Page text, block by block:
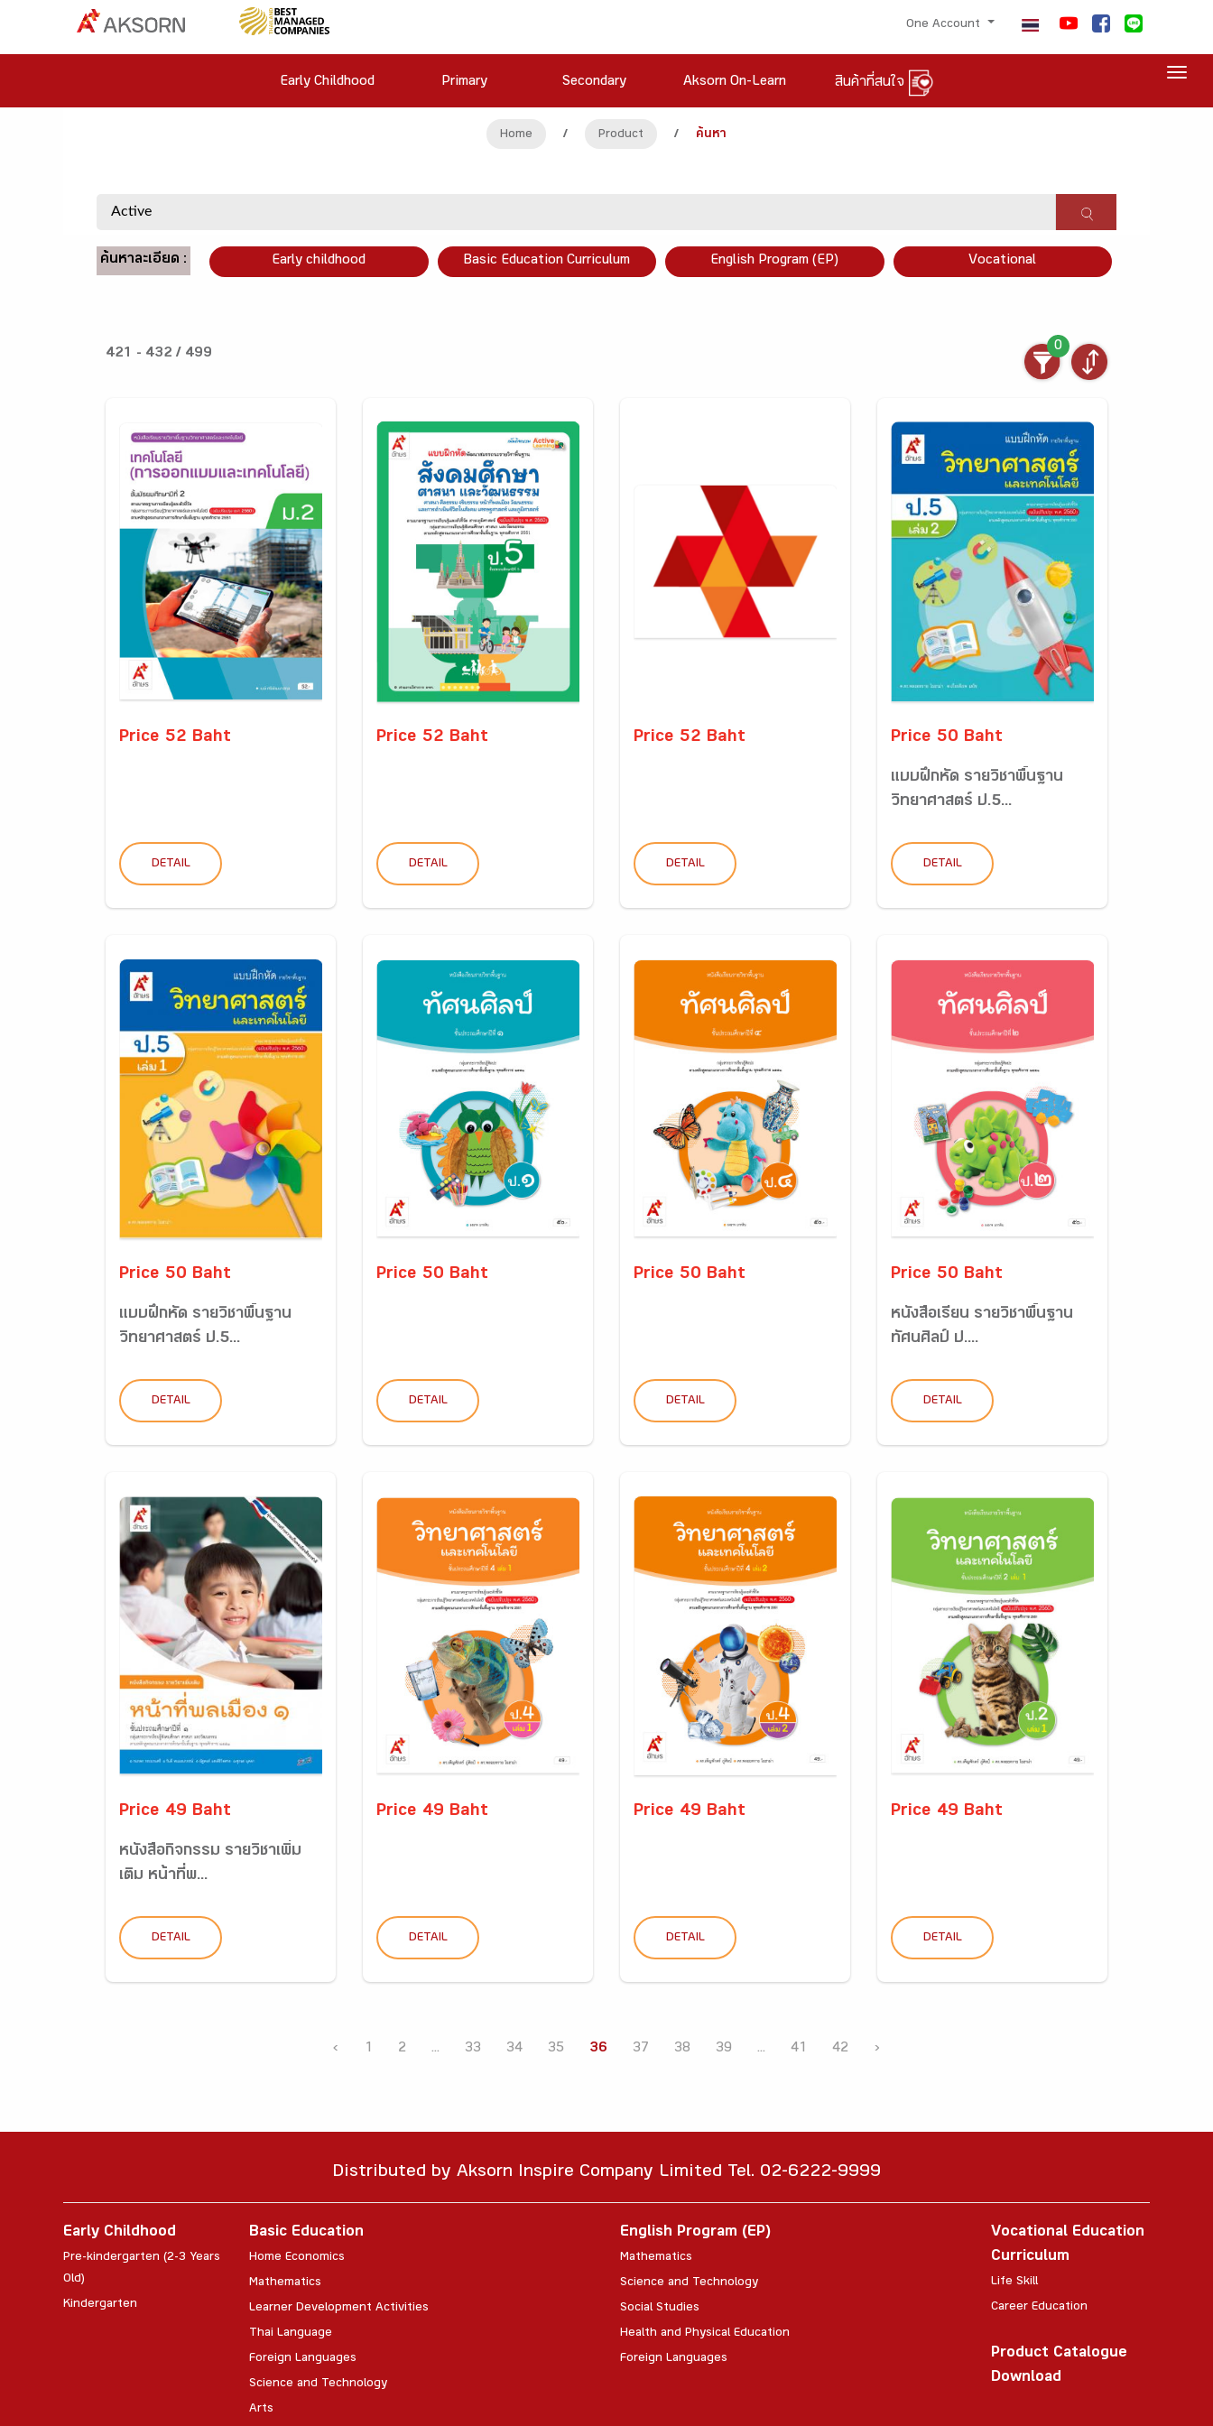
One Account
Early Childhood Primary Secondary Aksorn On-Learn สินค้าที่สนใจ
Home / Product / ค้นหา
ค้นหาละเอียด : Early childhood Basic Education Curriculum English Program (EP) Vocational
421 - 432 / 499
0
Price 52 Baht
DETAIL
Price 52 Baht
DETAIL
Price 52 Baht
DETAIL
Price 50 Baht
แบบฝึกหัด รายวิชาพื้นฐาน
วิทยาศาสตร์ ป.5...
DETAIL
Price 50 Baht
แบบฝึกหัด รายวิชาพื้นฐาน
วิทยาศาสตร์ ป.5...
DETAIL
Price 50 Baht
DETAIL
Price 50 Baht
DETAIL
Price 50 Baht
หนังสือเรียน รายวิชาพื้นฐาน
ทัศนศิลป์ ป....
DETAIL
Price 49 Baht
หนังสือกิจกรรม รายวิชาเพิ่ม
เติม หน้าที่พ...
DETAIL
Price 49 Baht
DETAIL
Price 49 Baht
DETAIL
Price 49 Baht
DETAIL
‹ 1 2 ... 33 34 35 36 37 38 39 ... 41 42 ›
Distributed by Aksorn Inspire Company Limited Tel. 02-6222-9999
Early Childhood
Pre-kindergarten (2-3 Years
Old)
Kindergarten
Basic Education
Home Economics
Mathematics
Learner Development Activities
Thai Language
Foreign Languages
Science and Technology
Arts
English Program (EP)
Mathematics
Science and Technology
Social Studies
Health and Physical Education
Foreign Languages
Vocational Education
Curriculum
Life Skill
Career Education
Product Catalogue
Download